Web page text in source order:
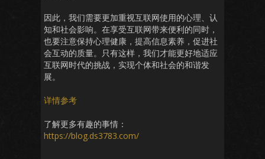
因此，我们需要更加重视互联网使用的心理、认
知和社会影响。在享受互联网带来便利的同时，
也要注意保持心理健康，提高信息素养，促进社
会互动的质量。只有这样，我们才能更好地适应
互联网时代的挑战，实现个体和社会的和谐发
展。
详情参考
了解更多有趣的事情：
https://blog.ds3783.com/